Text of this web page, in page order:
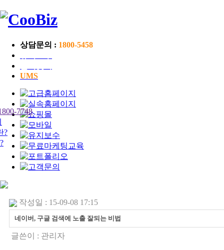
상담문의 : 1800-5458
UMS
작성일 : 15-09-08 17:15
네이버, 구글 검색에 노출 잘되는 비법
글쓴이 : 관리자